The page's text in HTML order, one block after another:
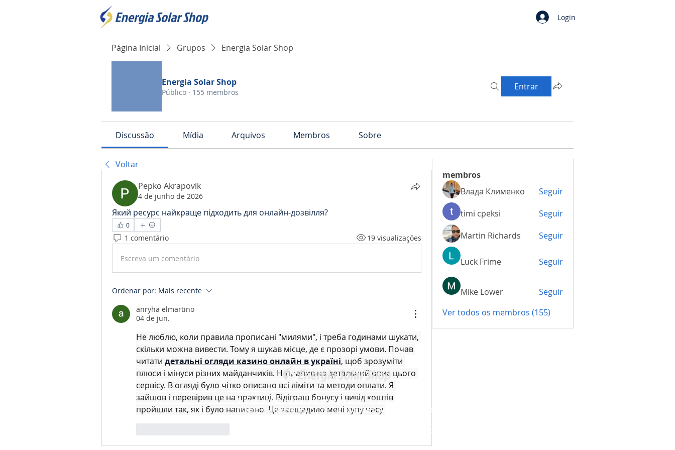
Login
Página Inicial Grupos Energia Solar Shop
Energia Solar Shop
Público · 155 membros Entrar
Discussão Mídia Arquivos Membros Sobre
Voltar
Pepko Akrapovik
4 de junho de 2026
Який ресурс найкраще підходить для онлайн-дозвілля?
0
1 comentário 19 visualizações
Escreva um comentário
Ordenar por: Mais recente
anryha elmartino
04 de jun.
Не люблю, коли правила прописані "милями", і треба годинами шукати,
скільки можна вивести. Тому я шукав місце, де є прозорі умови. Почав
читати детальні огляди казино онлайн в україні, щоб зрозуміти
плюси і мінуси різних майданчиків. Натрапив на детальний опис цього
сервісу. В огляді було чітко описано всі ліміти та методи оплати. Я
зайшов і перевірив це на практиці. Відіграш бонусу і вивід коштів
пройшли так, як і було написано. Це заощадило мені купу часу.
membros
Влада Клименко
Seguir
timi cpeksi
Seguir
Martin Richards
Seguir
Luck Frime Seguir
Mike Lower
Seguir
Ver todos os membros (155)
Somos a marca líder em energia solar no Brasil. Encontre a
unidade mais próxima de você ecomece a economizar agora